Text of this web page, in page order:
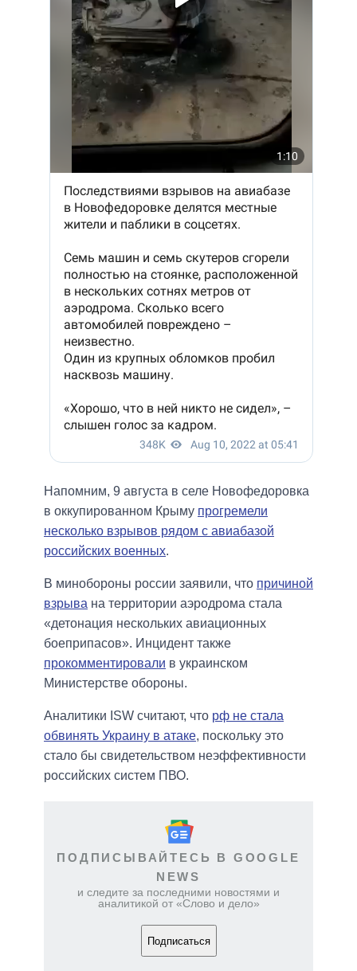
Напомним, 9 августа в селе Новофедоровка
в оккупированном Крыму прогремели
несколько взрывов рядом с авиабазой
российских военных.
В минобороны россии заявили, что причиной
взрыва на территории аэродрома стала
«детонация нескольких авиационных
боеприпасов». Инцидент также
прокомментировали в украинском
Министерстве обороны.
Аналитики ISW считают, что рф не стала
обвинять Украину в атаке, поскольку это
стало бы свидетельством неэффективности
российских систем ПВО.
ПОДПИСЫВАЙТЕСЬ В GOOGLE
NEWS
и следите за последними новостями и
аналитикой от «Слово и дело»
Подписаться